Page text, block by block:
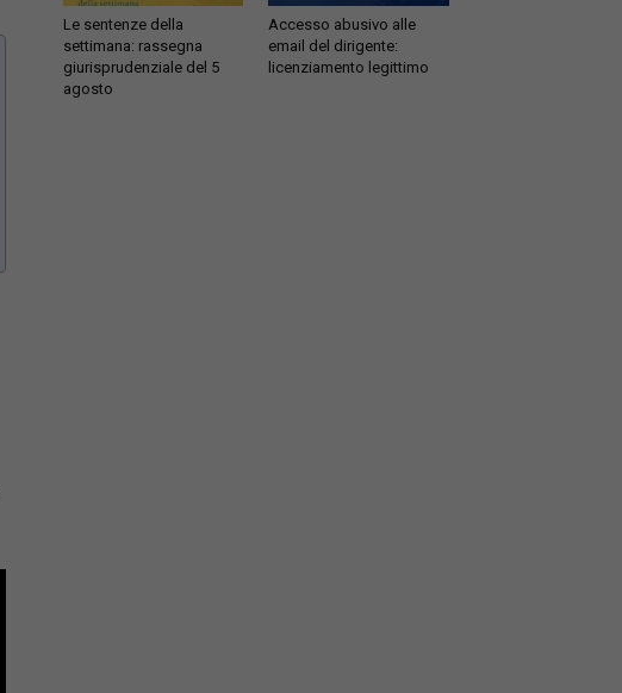
Le sentenze della
settimana: rassegna
giurisprudenziale del 5
agosto
Accesso abusivo alle
email del dirigente:
licenziamento legittimo